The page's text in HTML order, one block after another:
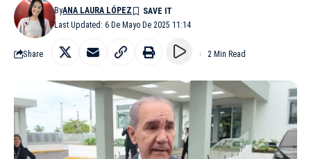
Last Updated: 6 De Mayo De 2025 11:14
ByANA LAURA LÓPEZ
Share 2 Min Read